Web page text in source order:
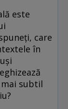
este
care
în
mai subtil